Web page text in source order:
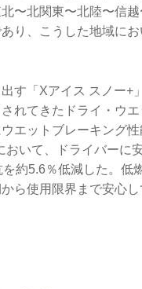
〜北関東〜北陸〜信
り、こうした地域に
す「Xアイス スノー+
れてきたドライ・ウ
エットブレーキング
いて、ドライバーに
約5.6％低減した。低
ら使用限界まで安心